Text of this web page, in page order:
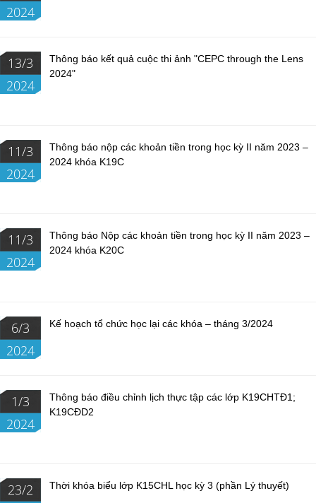
2024
13/3
2024
Thông báo kết quả cuộc thi ảnh "CEPC through the Lens
2024"
11/3
2024
Thông báo nộp các khoản tiền trong học kỳ II năm 2023 –
2024 khóa K19C
11/3
2024
Thông báo Nộp các khoản tiền trong học kỳ II năm 2023 –
2024 khóa K20C
6/3
2024
Kế hoạch tổ chức học lại các khóa – tháng 3/2024
1/3
2024
Thông báo điều chỉnh lịch thực tập các lớp K19CHTĐ1;
K19CĐD2
23/2 Thời khóa biểu lớp K15CHL học kỳ 3 (phần Lý thuyết)